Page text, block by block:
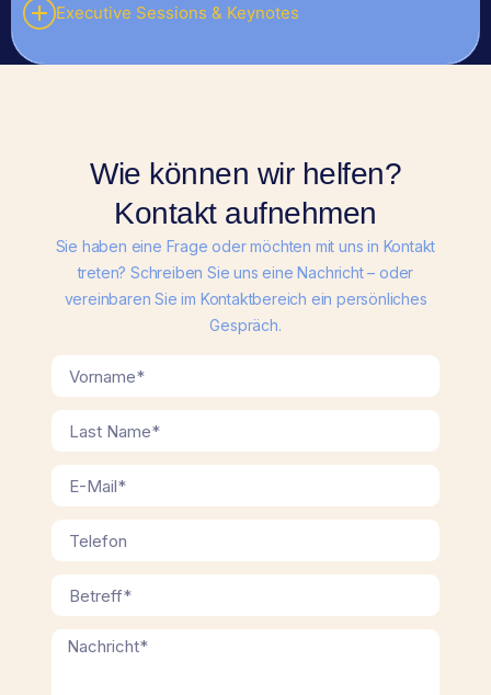
Executive Sessions & Keynotes
Wie können wir helfen?
Kontakt aufnehmen
Sie haben eine Frage oder möchten mit uns in Kontakt
treten? Schreiben Sie uns eine Nachricht – oder
vereinbaren Sie im Kontaktbereich ein persönliches
Gespräch.